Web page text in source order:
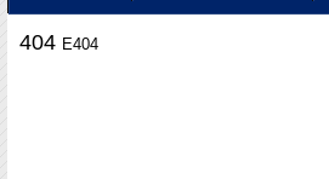
404 E404